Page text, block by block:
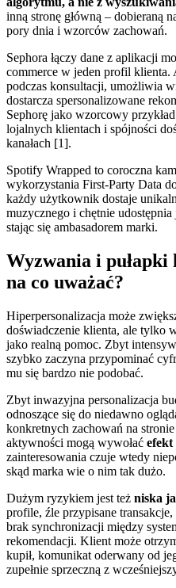
inną stronę główną – dobieraną
pory dnia i wzorców zachowań.
Sephora łączy dane z aplikacji
commerce w jeden profil
podczas konsultacji, umożliwia
dostarcza spersonalizowane
Sephorę jako wzorcowy
lojalnych klientach i spójności
kanałach [1].
Spotify Wrapped to coroczna
wykorzystania First-Party Data
każdy użytkownik dostaje
muzycznego i chętnie
stając się ambasadorem marki.
Wyzwania i
na co uważać?
Hiperpersonalizacja może
doświadczenie klienta, ale tylko
jako realną pomoc. Zbyt
szybko zaczyna przypominać
mu się bardzo nie podobać.
Zbyt inwazyjna personalizacja
odnoszące się do niedawno
konkretnych zachowań na
aktywności mogą wywołać efekt
zainteresowania czuje wtedy
skąd marka wie o nim tak dużo.
Dużym ryzykiem jest też niska
profile, źle przypisane
brak synchronizacji między
rekomendacji. Klient może
kupił, komunikat oderwany od
zupełnie sprzeczną z